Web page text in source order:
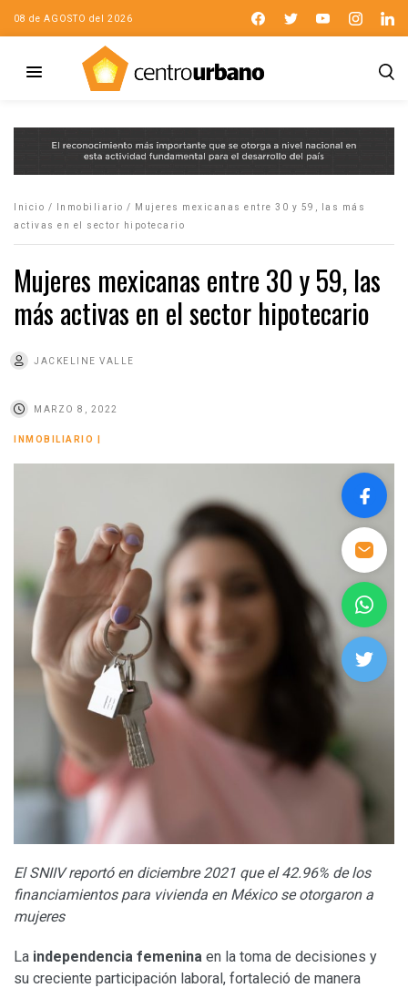
08 de AGOSTO del 2026
Inicio / Inmobiliario /
Mujeres mexicanas entre 30 y 59, las más
activas en el sector hipotecario
Mujeres mexicanas entre 30 y 59, las
más activas en el sector hipotecario
JACKELINE VALLE
MARZO 8, 2022
INMOBILIARIO
El SNIIV reportó en diciembre 2021 que el 42.96% de los
financiamientos para vivienda en México se otorgaron a
mujeres
La independencia femenina en la toma de decisiones y
su creciente participación laboral, fortaleció de manera